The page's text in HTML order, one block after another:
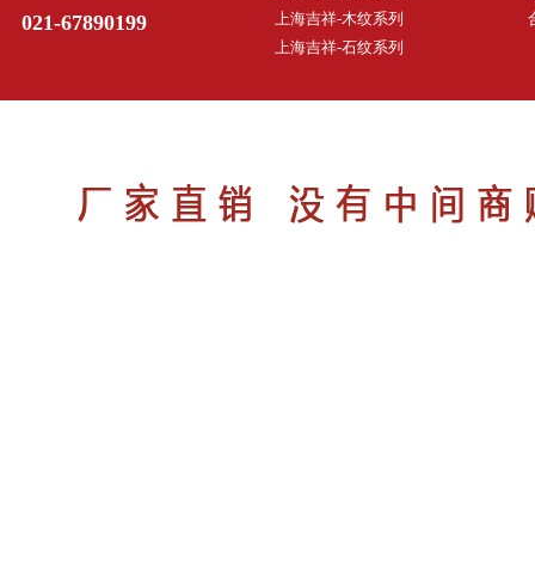
021-67890199
上海吉祥-木纹系列
上海吉祥-石纹系列